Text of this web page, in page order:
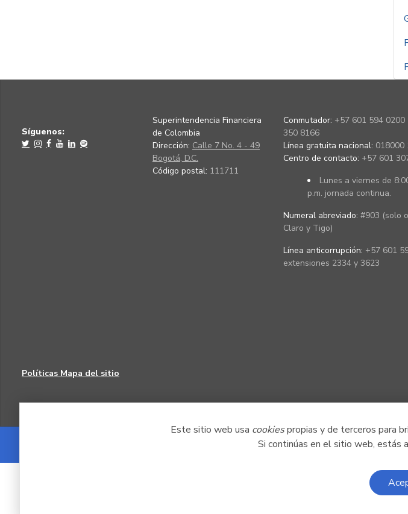
Este sitio web usa cookiespropias y de terceros para
Si continúas en el sitio web, estás
Síguenos:
Superintendencia Financiera
de Colombia
Dirección: Calle 7 No. 4 - 49
Bogotá, D.C.
Código postal: 111711
Conmutador: +57 601 594
350 8166
Línea gratuita nacional: 018000
Centro de contacto: +57 601
Lunes a viernes de
p.m. jornada continua.
Numeral abreviado: #903 (solo
Claro y Tigo)
Línea anticorrupción: +57 601
extensiones 2334 y 3623
Políticas Mapa del sitio